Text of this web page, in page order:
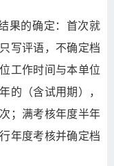
果的确定：首次就
写评语，不确定档
工作时间与本单位
的（含试用期），
；满考核年度半年
年度考核并确定档